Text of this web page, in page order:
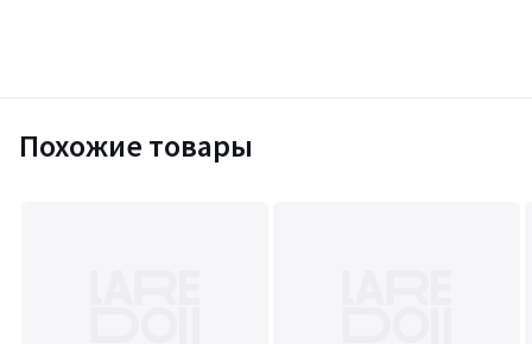
Похожие товары